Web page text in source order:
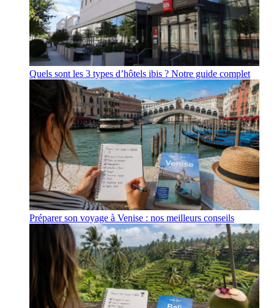
Quels sont les 3 types d’hôtels ibis ? Notre guide complet
Préparer son voyage à Venise : nos meilleurs conseils